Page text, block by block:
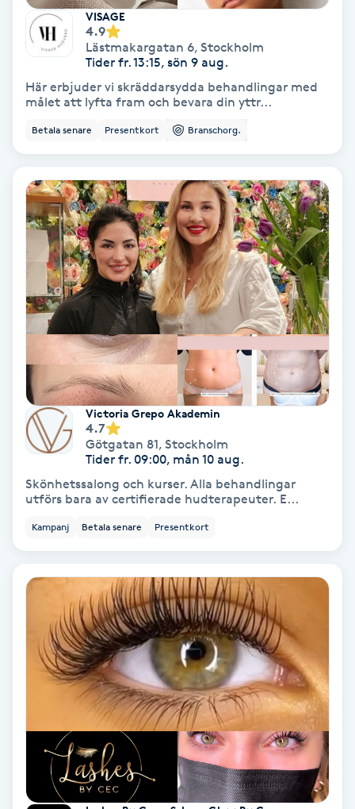
Läpptatuering
Makeup
Manikyr & Pedikyr
Massage
Medial vägledning
Medicinsk massage
Meditation
Medium
Megavolymfransar
MicroPen
Microshading
Mixfransar
Nagelförlängning
Nagelförlängning akryl
Nagelförlängning gelé
VISAGE
4.9
Lästmakargatan 6, Stockholm
Tider fr. 13:15, sön 9 aug.
Här erbjuder vi skräddarsydda behandlingar med
målet att lyfta fram och bevara din yttr...
Betala senare Presentkort Branschorg.
Victoria Grepo Akademin
4.7
Götgatan 81, Stockholm
Tider fr. 09:00, mån 10 aug.
Skönhetssalong och kurser. Alla behandlingar
utförs bara av certifierade hudterapeuter. E...
Kampanj Betala senare Presentkort